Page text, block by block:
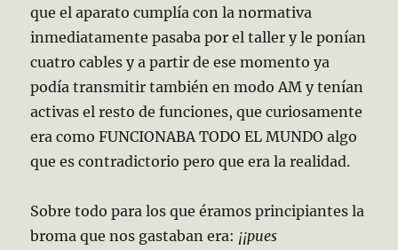
que el aparato cumplía con la normativa
inmediatamente pasaba por el taller y le ponían
cuatro cables y a partir de ese momento ya
podía transmitir también en modo AM y tenían
activas el resto de funciones, que curiosamente
era como FUNCIONABA TODO EL MUNDO algo
que es contradictorio pero que era la realidad.
Sobre todo para los que éramos principiantes la
broma que nos gastaban era: ¡¡pues